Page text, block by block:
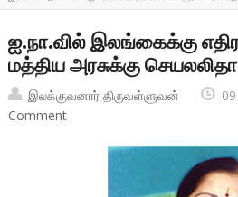
ஐ.நா.வில் இலங்கைக்கு
மத்திய அரசுக்கு
இலக்குவனார் திருவள்ளுவன்
Comment